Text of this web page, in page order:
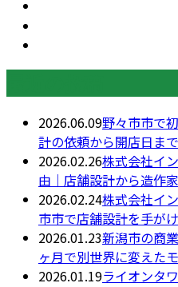
2026.06.09野々市市で
計の依頼から開店日ま
2026.02.26株式会社イ
由｜店舗設計から造作
2026.02.24株式会社イ
市市で店舗設計を手が
2026.01.23新潟市の商
ヶ月で別世界に変えた
2026.01.19ライオンタ